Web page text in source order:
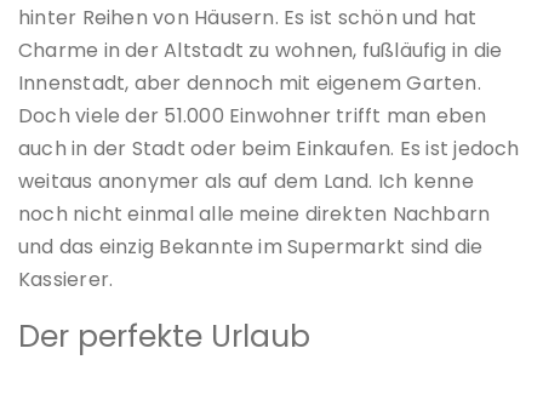
hinter Reihen von Häusern. Es ist schön und hat
Charme in der Altstadt zu wohnen, fußläufig in die
Innenstadt, aber dennoch mit eigenem Garten.
Doch viele der 51.000 Einwohner trifft man eben
auch in der Stadt oder beim Einkaufen. Es ist jedoch
weitaus anonymer als auf dem Land. Ich kenne
noch nicht einmal alle meine direkten Nachbarn
und das einzig Bekannte im Supermarkt sind die
Kassierer.
Der perfekte Urlaub